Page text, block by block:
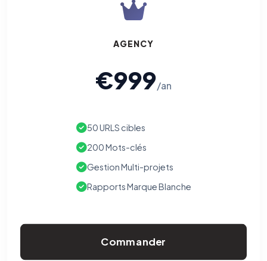
AGENCY
€999/an
50 URLS cibles
200 Mots-clés
Gestion Multi-projets
Rapports Marque Blanche
Commander